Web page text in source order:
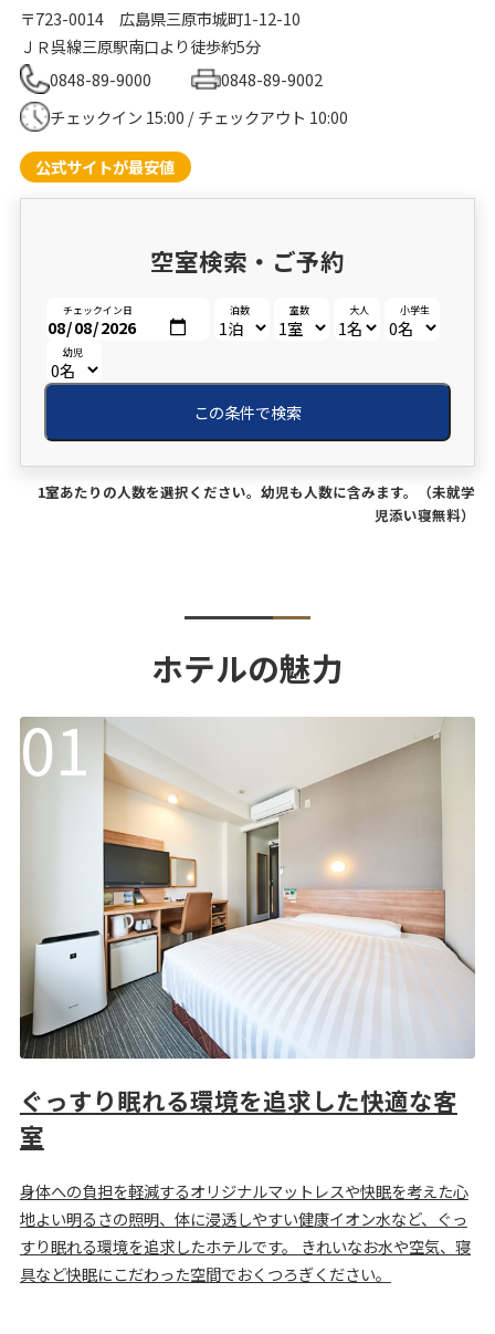
〒723-0014
広島県三原市城町1-12-10
ＪＲ呉線三原駅南口より徒歩約5分
0848-89-9000
0848-89-9002
チェックイン 15:00 / チェックアウト 10:00
公式サイトが最安値
空室検索・ご予約
チェックイン日 泊数 室数 大人 小学生
幼児
この条件で検索
1室あたりの人数を選択ください。幼児も人数に含みます。（未就学
児添い寝無料）
ホテルの魅力
ぐっすり眠れる環境を追求した快適な客
室
身体への負担を軽減するオリジナルマットレスや快眠を考えた心
地よい明るさの照明、体に浸透しやすい健康イオン水など、ぐっ
すり眠れる環境を追求したホテルです。 きれいなお水や空気、寝
具など快眠にこだわった空間でおくつろぎください。